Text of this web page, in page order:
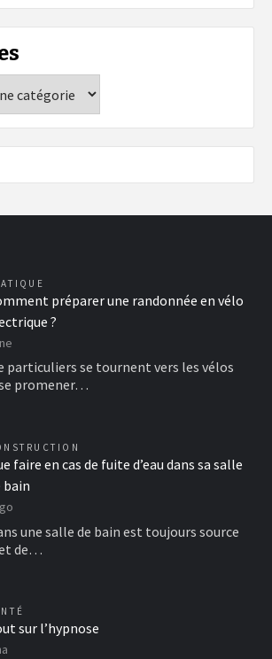
préparer une randonnée en vélo
?
particuliers se tournent vers les vélos
promener…
faire en cas de fuite d’eau dans sa salle
bain
une salle de bain est toujours source
de…
sur l’hypnose